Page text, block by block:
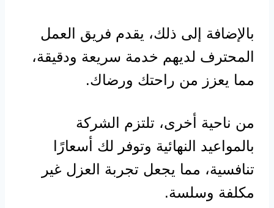
بالإضافة إلى ذلك، يقدم فريق العمل
المحترف لديهم خدمة سريعة ودقيقة،
مما يعزز من راحتك ورضاك.
من ناحية أخرى، تلتزم الشركة
بالمواعيد النهائية وتوفر لك أسعارًا
تنافسية، مما يجعل تجربة العزل غير
مكلفة وسلسة.